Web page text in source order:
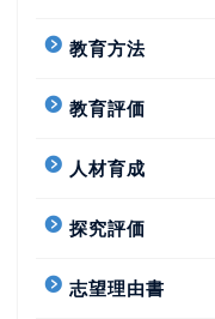
教育方法
教育評価
人材育成
探究評価
志望理由書